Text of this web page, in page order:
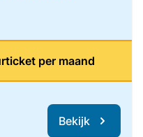
per maand
Bekijk